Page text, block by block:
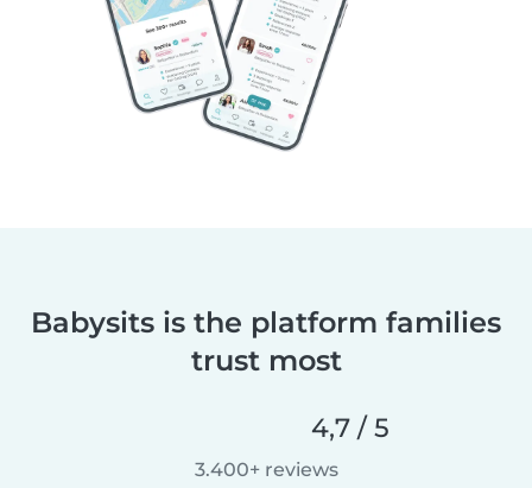
Babysits is the platform families
trust most
4,7 / 5
3.400+ reviews